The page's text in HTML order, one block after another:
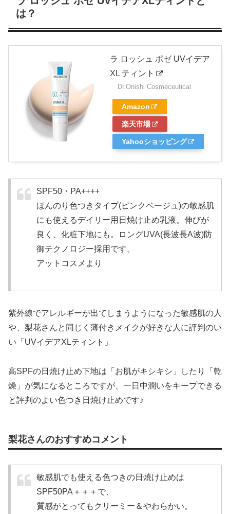
は？
ラ ロッシュ ポゼ UVイデア
XL ティント
Dr.Onishi Cosmeceutical
Amazon
楽天市場
Yahooショッピング
SPF50・PA++++
ほんのり色つきタイプ(ピンクベージュ)の敏感肌
にも使えるデイリー用日焼け止め乳液。伸びが
良く、化粧下地にも。ロングUVA(長波長A波)防
御テクノロジー採用です。
アットコスメより
紫外線でアレルギーが出てしまうようになった敏感肌の人
や、梨花さんと同じく薄付きメイクが好きな人に評判のい
い「UVイデアXLティント」
高SPFの日焼け止め下地は「お肌がキシキシ」したり「乾
燥」が気になるところですが、一日中潤いをキープできる
と評判のよい色つき日焼け止めです♪
梨花さんのおすすめコメント
敏感肌でも使える色つきの日焼け止めは
SPF50PA＋＋＋で、
質感がとってもクリーミー＆やわらかい。